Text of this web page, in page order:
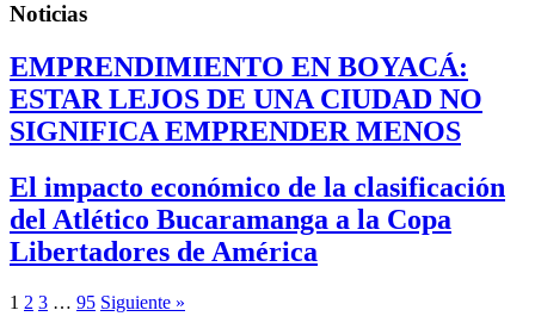
Noticias
EMPRENDIMIENTO EN BOYACÁ:
ESTAR LEJOS DE UNA CIUDAD NO
SIGNIFICA EMPRENDER MENOS
El impacto económico de la clasificación
del Atlético Bucaramanga a la Copa
Libertadores de América
1 2 3 … 95 Siguiente »